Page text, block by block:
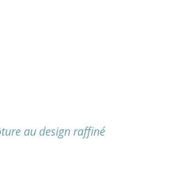
au design raffiné